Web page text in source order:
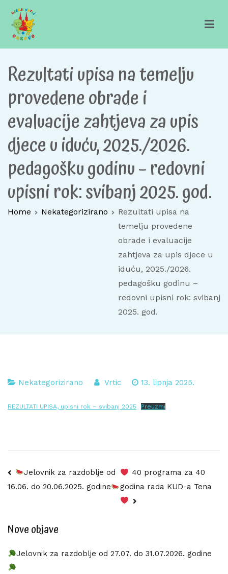
content
Dječji vrtić Đakovo
Za sretno djetinjstvo
Rezultati upisa na temelju
provedene obrade i
evaluacije zahtjeva za upis
djece u iduću, 2025./2026.
pedagošku godinu – redovni
upisni rok: svibanj 2025. god.
Home Nekategorizirano
Rezultati upisa na
temelju provedene
obrade i evaluacije
zahtjeva za upis djece u
iduću, 2025./2026.
pedagošku godinu –
redovni upisni rok: svibanj
2025. god.
Nekategorizirano Vrtic 13. lipnja 2025.
REZULTATI UPISA, upisni rok – svibanj 2025 Preuzmi
Navigacija
objava
Jelovnik za razdoblje od
16.06. do 20.06.2025. godine
40 programa za 40
godina rada KUD-a Tena
Nove objave
Jelovnik za razdoblje od 27.07. do 31.07.2026. godine